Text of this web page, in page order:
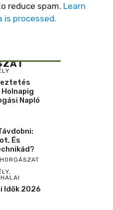
y
i
e
o
reduce spam. Learn
is processed.
Napló
És
HORGÁSZAT
,
Idők 2026